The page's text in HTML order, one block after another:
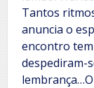
Tantos
anuncia o
encontro
despediram-